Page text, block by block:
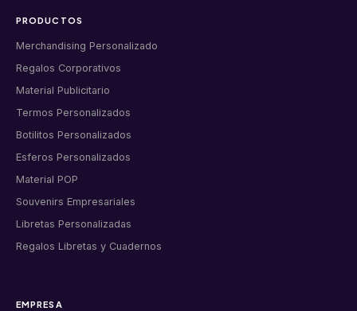
PRODUCTOS
Merchandising Personalizado
Regalos Corporativos
Material Publicitario
Termos Personalizados
Botilitos Personalizados
Esferos Personalizados
Material POP
Souvenirs Empresariales
Libretas Personalizadas
Regalos Libretas y Cuadernos
EMPRESA